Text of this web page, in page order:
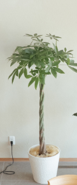
私たち
注文